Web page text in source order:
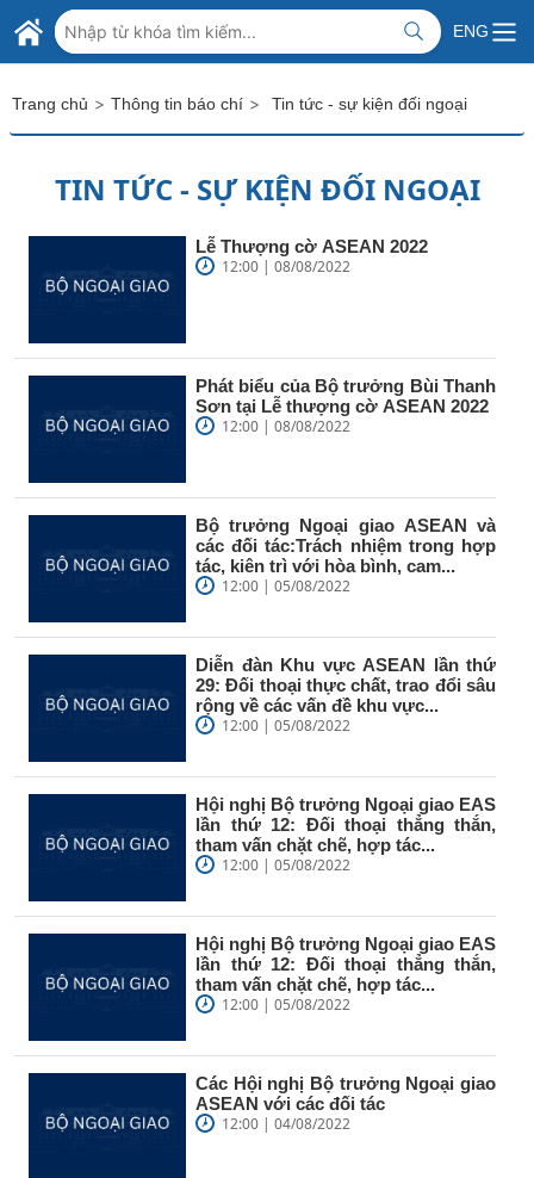
Skip to Main Content
BỘ NGOẠI GIAO VIỆT NAM
MINISTRY OF FOREIGN AFFAIRS
ENG
Trang chủ > Thông tin báo chí > Tin tức - sự kiện đối ngoại
TIN TỨC - SỰ KIỆN ĐỐI NGOẠI
Lễ Thượng cờ ASEAN 2022
12:00 | 08/08/2022
Phát biểu của Bộ trưởng Bùi Thanh
Sơn tại Lễ thượng cờ ASEAN 2022
12:00 | 08/08/2022
Bộ trưởng Ngoại giao ASEAN và
các đối tác:Trách nhiệm trong hợp
tác, kiên trì với hòa bình, cam...
12:00 | 05/08/2022
Diễn đàn Khu vực ASEAN lần thứ
29: Đối thoại thực chất, trao đổi sâu
rộng về các vấn đề khu vực...
12:00 | 05/08/2022
Hội nghị Bộ trưởng Ngoại giao EAS
lần thứ 12: Đối thoại thẳng thắn,
tham vấn chặt chẽ, hợp tác...
12:00 | 05/08/2022
Hội nghị Bộ trưởng Ngoại giao EAS
lần thứ 12: Đối thoại thẳng thắn,
tham vấn chặt chẽ, hợp tác...
12:00 | 05/08/2022
Các Hội nghị Bộ trưởng Ngoại giao
ASEAN với các đối tác
12:00 | 04/08/2022